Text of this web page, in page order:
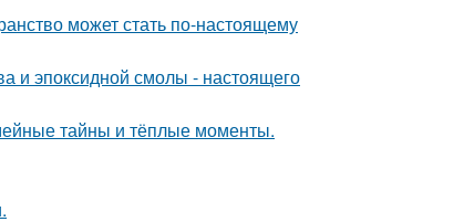
может стать по-настоящему
и эпоксидной смолы - настоящего
тайны и тёплые моменты.